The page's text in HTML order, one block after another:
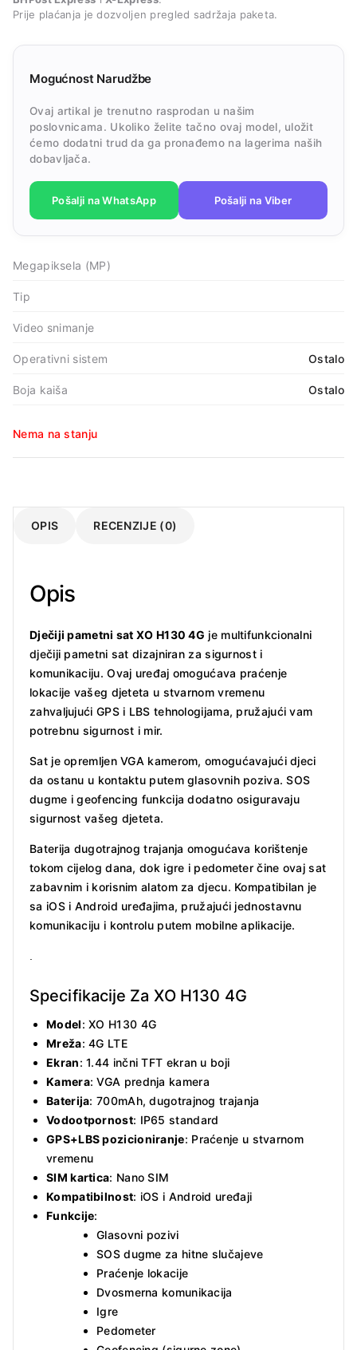
Prije plaćanja je dozvoljen pregled sadržaja paketa.
Mogućnost Narudžbe
Ovaj artikal je trenutno rasprodan u našim
poslovnicama. Ukoliko želite tačno ovaj model, uložit
ćemo dodatni trud da ga pronađemo na lagerima naših
dobavljača.
Pošalji na WhatsApp Pošalji na Viber
Megapiksela (MP)
Tip
Video snimanje
Operativni sistem Ostalo
Boja kaiša Ostalo
Nema na stanju
OPIS RECENZIJE (0)
Opis
Dječiji pametni sat XO H130 4G je multifunkcionalni
dječiji pametni sat dizajniran za sigurnost i
komunikaciju. Ovaj uređaj omogućava praćenje
lokacije vašeg djeteta u stvarnom vremenu
zahvaljujući GPS i LBS tehnologijama, pružajući vam
potrebnu sigurnost i mir.
Sat je opremljen VGA kamerom, omogućavajući djeci
da ostanu u kontaktu putem glasovnih poziva. SOS
dugme i geofencing funkcija dodatno osiguravaju
sigurnost vašeg djeteta.
Baterija dugotrajnog trajanja omogućava korištenje
tokom cijelog dana, dok igre i pedometer čine ovaj sat
zabavnim i korisnim alatom za djecu. Kompatibilan je
sa iOS i Android uređajima, pružajući jednostavnu
komunikaciju i kontrolu putem mobilne aplikacije.
.
Specifikacije Za XO H130 4G
Model: XO H130 4G
Mreža: 4G LTE
Ekran: 1.44 inčni TFT ekran u boji
Kamera: VGA prednja kamera
Baterija: 700mAh, dugotrajnog trajanja
Vodootpornost: IP65 standard
GPS+LBS pozicioniranje: Praćenje u stvarnom
vremenu
SIM kartica: Nano SIM
Kompatibilnost: iOS i Android uređaji
Funkcije:
Glasovni pozivi
SOS dugme za hitne slučajeve
Praćenje lokacije
Dvosmerna komunikacija
Igre
Pedometer